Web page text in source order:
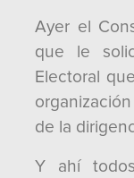
Ayer el
que le
Electoral
de la
Y ahí